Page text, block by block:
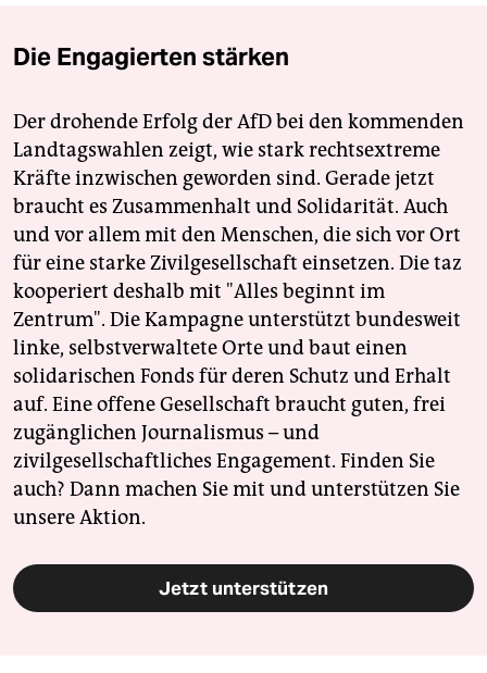
Die Engagierten stärken
Der drohende Erfolg der AfD bei den kommenden
Landtagswahlen zeigt, wie stark rechtsextreme
Kräfte inzwischen geworden sind. Gerade jetzt
braucht es Zusammenhalt und Solidarität. Auch
und vor allem mit den Menschen, die sich vor Ort
für eine starke Zivilgesellschaft einsetzen. Die taz
kooperiert deshalb mit "Alles beginnt im
Zentrum". Die Kampagne unterstützt bundesweit
linke, selbstverwaltete Orte und baut einen
solidarischen Fonds für deren Schutz und Erhalt
auf. Eine offene Gesellschaft braucht guten, frei
zugänglichen Journalismus – und
zivilgesellschaftliches Engagement. Finden Sie
auch? Dann machen Sie mit und unterstützen Sie
unsere Aktion.
Jetzt unterstützen